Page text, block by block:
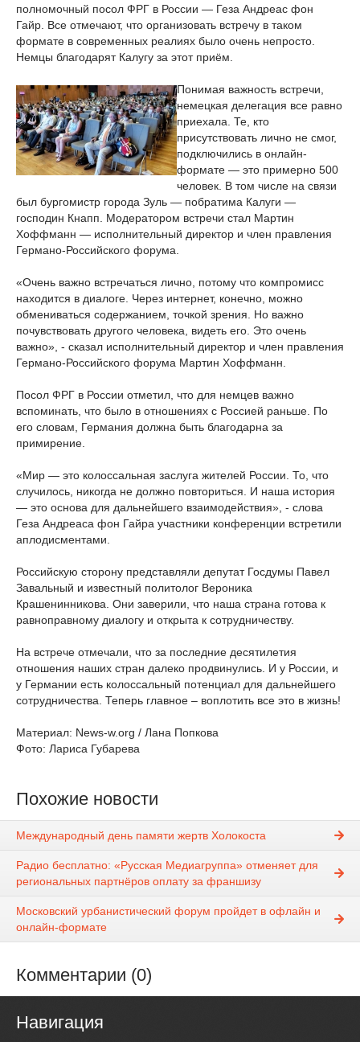
полномочный посол ФРГ в России — Геза Андреас фон
Гайр. Все отмечают, что организовать встречу в таком
формате в современных реалиях было очень непросто.
Немцы благодарят Калугу за этот приём.
Понимая важность встречи,
немецкая делегация все равно
приехала. Те, кто
присутствовать лично не смог,
подключились в онлайн-
формате — это примерно 500
человек. В том числе на связи
был бургомистр города Зуль — побратима Калуги —
господин Кнапп. Модератором встречи стал Мартин
Хоффманн — исполнительный директор и член правления
Германо-Российского форума.
«Очень важно встречаться лично, потому что компромисс
находится в диалоге. Через интернет, конечно, можно
обмениваться содержанием, точкой зрения. Но важно
почувствовать другого человека, видеть его. Это очень
важно», - сказал исполнительный директор и член правления
Германо-Российского форума Мартин Хоффманн.
Посол ФРГ в России отметил, что для немцев важно
вспоминать, что было в отношениях с Россией раньше. По
его словам, Германия должна быть благодарна за
примирение.
«Мир — это колоссальная заслуга жителей России. То, что
случилось, никогда не должно повториться. И наша история
— это основа для дальнейшего взаимодействия», - слова
Геза Андреаса фон Гайра участники конференции встретили
аплодисментами.
Российскую сторону представляли депутат Госдумы Павел
Завальный и известный политолог Вероника
Крашенинникова. Они заверили, что наша страна готова к
равноправному диалогу и открыта к сотрудничеству.
На встрече отмечали, что за последние десятилетия
отношения наших стран далеко продвинулись. И у России, и
у Германии есть колоссальный потенциал для дальнейшего
сотрудничества. Теперь главное – воплотить все это в жизнь!
Материал: News-w.org / Лана Попкова
Фото: Лариса Губарева
Похожие новости
Международный день памяти жертв Холокоста
Радио бесплатно: «Русская Медиагруппа» отменяет для
региональных партнёров оплату за франшизу
Московский урбанистический форум пройдет в офлайн и
онлайн-формате
Комментарии (0)
Навигация